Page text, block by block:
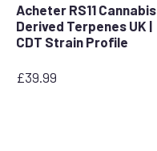
Acheter RS11 Cannabis
Derived Terpenes UK |
CDT Strain Profile
£39.99